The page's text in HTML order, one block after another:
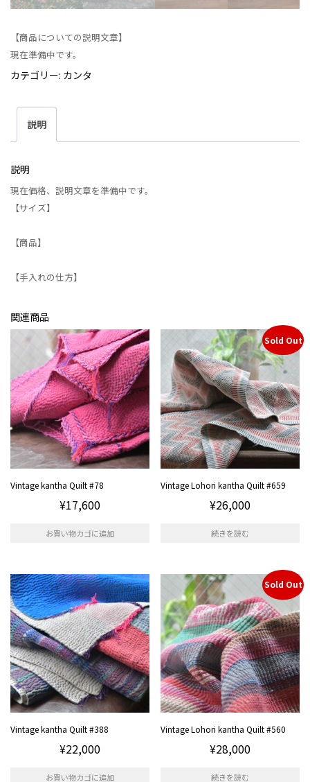
【商品についての説明文章】
現在準備中です。
カテゴリー: カンタ
説明
説明
現在価格、説明文章を準備中です。
【サイズ】
【商品】
【手入れの仕方】
関連商品
Vintage kantha Quilt #78
¥17,600
お買い物カゴに追加
Vintage Lohori kantha Quilt #659
Sold Out
¥26,000
続きを読む
Vintage kantha Quilt #388
¥22,000
お買い物カゴに追加
Vintage Lohori kantha Quilt #560
Sold Out
¥28,000
続きを読む